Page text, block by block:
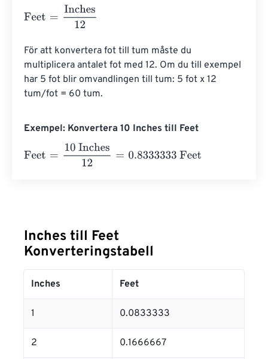
Feet= Inches12
För att konvertera fot till tum måste du
multiplicera antalet fot med 12. Om du till exempel
har 5 fot blir omvandlingen till tum: 5 fot x 12
tum/fot = 60 tum.
Exempel: Konvertera 10 Inches till Feet
Feet = 10 Inches12=0.8333333 Feet
Inches till Feet
Konverteringstabell
Inches Feet
1 0.0833333
2 0.1666667